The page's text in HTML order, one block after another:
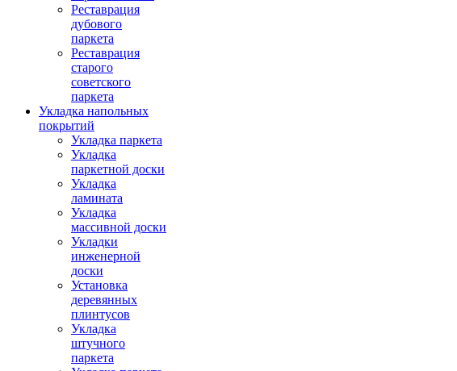
Реставрация
дубового
паркета
Реставрация
старого
советского
паркета
Укладка напольных
покрытий
Укладка паркета
Укладка
паркетной доски
Укладка
ламината
Укладка
массивной доски
Укладки
инженерной
доски
Установка
деревянных
плинтусов
Укладка
штучного
паркета